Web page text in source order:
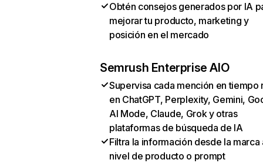
Obtén consejos generados por IA
mejorar tu producto, marketing y
posición en el mercado
Semrush Enterprise AIO
Supervisa cada mención en tiempo
en ChatGPT, Perplexity, Gemini,
AI Mode, Claude, Grok y otras
plataformas de búsqueda de IA
Filtra la información desde la marca
nivel de producto o prompt